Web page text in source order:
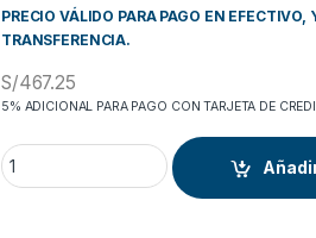
PRECIO VÁLIDO PARA PAGO EN EFECTIVO,
TRANSFERENCIA.
S/467.25
5% ADICIONAL PARA PAGO CON TARJETA DE
Toner Negro,